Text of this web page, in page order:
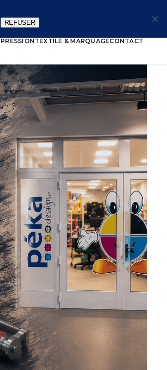
TEXTILE & MARQUAGECONTACT
REFUSER